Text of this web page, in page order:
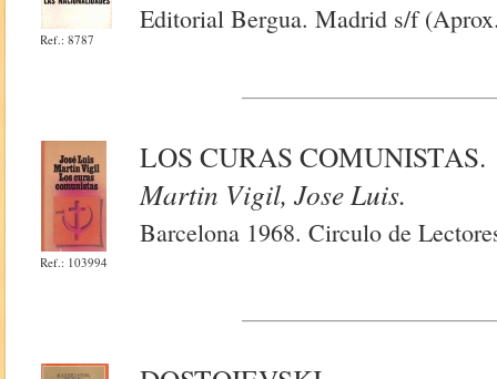
Ref.: 8787
Editorial Bergua. Madrid s/f
Ref.: 103994
LOS CURAS COMUNISTAS.
Martin Vigil, Jose Luis.
Barcelona 1968. Circulo de